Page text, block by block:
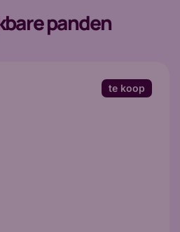
panden
te koop